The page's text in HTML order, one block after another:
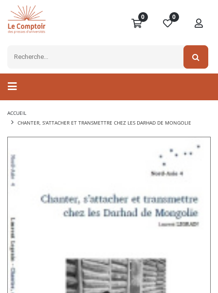
0 0
ACCUEIL
CHANTER, S'ATTACHER ET TRANSMETTRE CHEZ LES DARHAD DE MONGOLIE